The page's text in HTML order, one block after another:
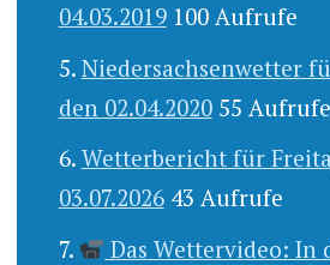
04.03.2019 100 Aufrufe
Niedersachsenwetter
den 02.04.2020 55 Aufrufe
Wetterbericht für
03.07.2026 43 Aufrufe
Das Wettervideo: In